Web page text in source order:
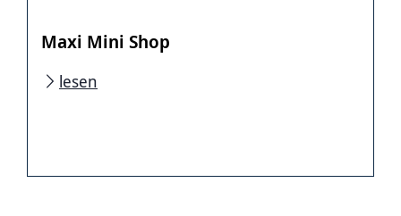
Maxi Mini Shop
lesen